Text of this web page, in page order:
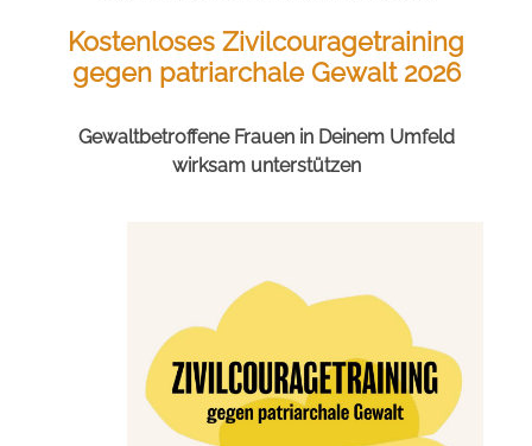
Kostenloses Zivilcouragetraining
gegen patriarchale Gewalt 2026
Gewaltbetroffene Frauen in Deinem Umfeld
wirksam unterstützen